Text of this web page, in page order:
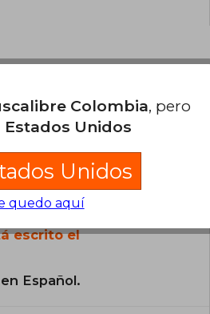
escrito el
Español.
Colombia, pero
Estados Unidos
Unidos
quedo aquí